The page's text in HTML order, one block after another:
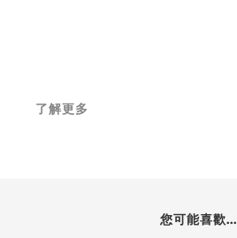
了解更多
您可能喜歡...